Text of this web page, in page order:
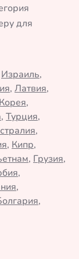
для
Израиль,
, Латвия,
,
, Турция,
,
, Кипр,
, Грузия,
,
,
,